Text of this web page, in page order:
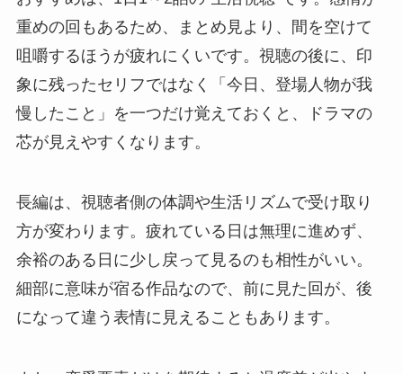
重めの回もあるため、まとめ見より、間を空けて
咀嚼するほうが疲れにくいです。視聴の後に、印
象に残ったセリフではなく「今日、登場人物が我
慢したこと」を一つだけ覚えておくと、ドラマの
芯が見えやすくなります。
長編は、視聴者側の体調や生活リズムで受け取り
方が変わります。疲れている日は無理に進めず、
余裕のある日に少し戻って見るのも相性がいい。
細部に意味が宿る作品なので、前に見た回が、後
になって違う表情に見えることもあります。